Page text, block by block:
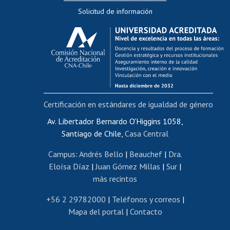
Evaluación docente
Calificación académica
Postulación al AUCAI
Funcionarias/os
Cursos internos de capacitación
Bienestar del personal
Portal de movilidad interna
Certificado de renta
Certificado de renta honorarios
Editar páginas blancas
Extranjeras/os
Revalidación y reconocimiento de títulos
Postulación al Programa de Movilidad Estudiantil
Solicitud de información
Av. Libertador Bernardo O'Higgins 1058,
Santiago de Chile, Casa Central
Campus: Andrés Bello | Beauchef| Dra.
Eloísa Díaz |Juan Gómez Millas | Sur |
más recintos
+56 2 29782000 | Teléfonos y correos |
Mapa del portal| Contacto
Certificación en estándares de igualdad de género